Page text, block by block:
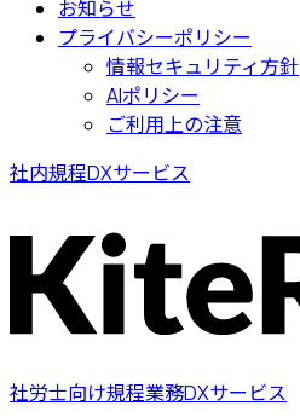
お知らせ
プライバシーポリシー
情報セキュリティ方針
AIポリシー
ご利用上の注意
社内規程DXサービス
社労士向け規程業務DXサービス